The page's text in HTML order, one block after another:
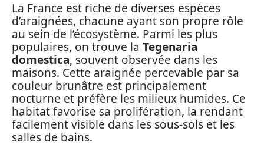
La France est riche de diverses espèces
d’araignées, chacune ayant son propre rôle
au sein de l’écosystème. Parmi les plus
populaires, on trouve la Tegenaria
domestica, souvent observée dans les
maisons. Cette araignée percevable par sa
couleur brunâtre est principalement
nocturne et préfère les milieux humides. Ce
habitat favorise sa prolifération, la rendant
facilement visible dans les sous-sols et les
salles de bains.